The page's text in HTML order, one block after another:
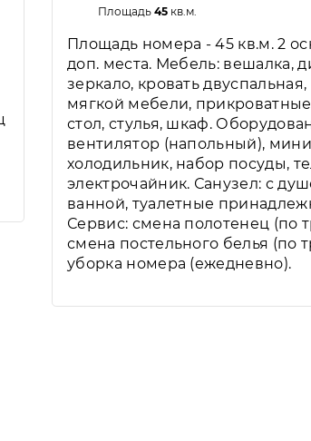
Площадь45 кв.м.
Площадь номера - 45 кв.м. 2
доп. места. Мебель: вешалка,
зеркало, кровать
мягкой мебели,
стол, стулья, шкаф.
вентилятор (напольный),
холодильник, набор посуды,
электрочайник. Санузел: с
ванной, туалетные
Сервис: смена полотенец (по
смена постельного белья (по
уборка номера (ежедневно).